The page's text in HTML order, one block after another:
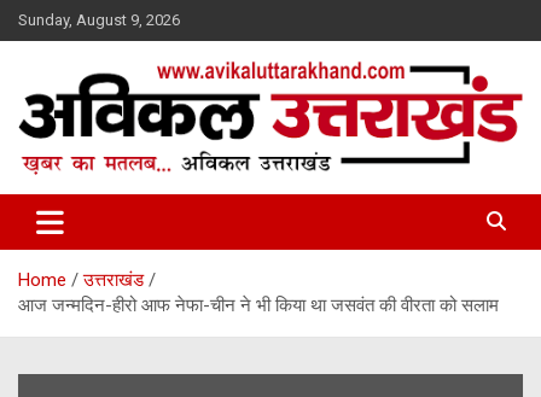
Skip
to
Sunday, August 9, 2026
Avikal Uttarakhand
Home
उत्तराखंड
आज जन्मदिन-हीरो आफ नेफा-चीन ने भी किया था जसवंत की वीरता को सलाम